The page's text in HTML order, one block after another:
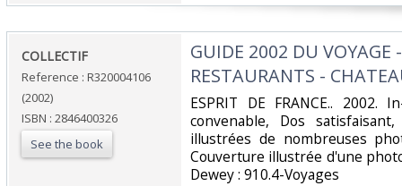
‎COLLECTIF‎
Reference : R320004106
(2002)
ISBN : 2846400326
See the book
‎GUIDE 2002 DU VOYAGE
RESTAURANTS -
‎ESPRIT DE FRANCE.. 2002.
convenable, Dos
illustrées de nombreuses
Couverture illustrée d'une
Dewey : 910.4-Voyages‎